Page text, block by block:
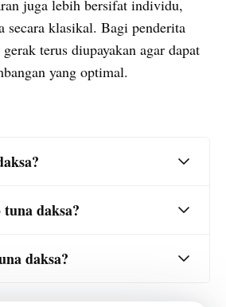
juga lebih bersifat individu,
secara klasikal. Bagi penderita
terus diupayakan agar dapat
yang optimal.
daksa?
daksa?